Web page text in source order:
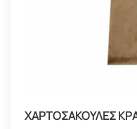
ΧΑΡΤΟΣΑΚΟΥΛΕΣ